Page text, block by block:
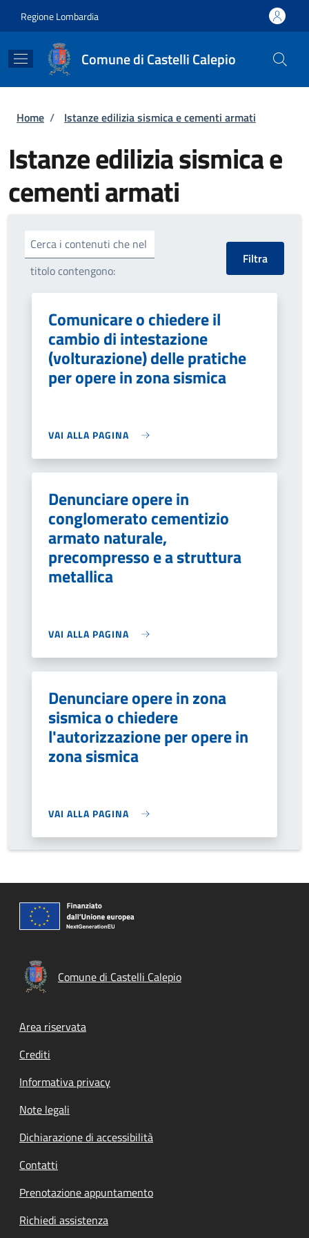
Regione Lombardia
Comune di Castelli Calepio
Briciole di pane
Home / Istanze edilizia sismica e cementi armati
Istanze edilizia sismica e
cementi armati
Cerca i contenuti che nel
titolo contengono:
Comunicare o chiedere il
cambio di intestazione
(volturazione) delle pratiche
per opere in zona sismica
VAI ALLA PAGINA
Denunciare opere in
conglomerato cementizio
armato naturale,
precompresso e a struttura
metallica
VAI ALLA PAGINA
Denunciare opere in zona
sismica o chiedere
l'autorizzazione per opere in
zona sismica
VAI ALLA PAGINA
Comune di Castelli Calepio
Footer menu
Area riservata
Crediti
Informativa privacy
Note legali
Dichiarazione di accessibilità
Contatti
Prenotazione appuntamento
Richiedi assistenza